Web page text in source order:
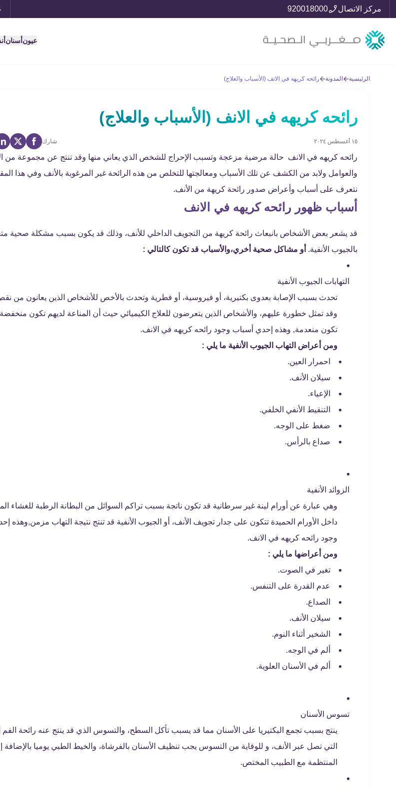
مركز الاتصال 920018000
عيون أسنان
الرئيسية المدونة رائحه كريهه في الانف (الأسباب والعلاج)
رائحه كريهه في الانف (الأسباب والعلاج)
١٥ أغسطس ٢٠٢٤ شارك
رائحه كريهه في الانف حالة مرضية مزعجة وتسبب الإحراج للشخص الذي يعاني منها وقد تنتج عن مجموعة من
والعوامل ولابد من الكشف عن تلك الأسباب ومعالجتها للتخلص من هذه الرائحة غير المرغوبة بالأنف وفي هذا
نتعرف على أسباب وأعراض صدور رائحة كريهة من الأنف.
أسباب ظهور رائحه كريهه في الانف
قد يشعر بعض الأشخاص بانبعاث رائحة كريهة من التجويف الداخلي للأنف، وذلك قد يكون بسبب مشكلة صحية
بالجيوب الأنفية. أو مشاكل صحية أخري،والأسباب قد تكون كالتالي :
التهابات الجيوب الأنفية
تحدث بسبب الإصابة بعدوى بكتيرية، أو فيروسية، أو فطرية وتحدث بالأخص للأشخاص الذين يعانون من
وقد تمثل خطورة عليهم، والأشخاص الذين يتعرضون للعلاج الكيميائي حيث أن المناعة لديهم تكون
تكون منعدمة, وهذه إحدي أسباب وجود رائحه كريهه في الانف.
ومن أعراض التهاب الجيوب الأنفية ما يلي :
احمرار العين.
سيلان الأنف.
الإعياء.
التنقيط الأنفي الخلفي.
ضغط على الوجه.
صداع بالرأس.
الزوائد الأنفية
وهي عبارة عن أورام لينة غير سرطانية قد تكون ناتجة بسبب تراكم السوائل من البطانة الرطبة للغشاء
داخل الأورام الحميدة تتكون على جدار تجويف الأنف، أو الجيوب الأنفية قد تنتج نتيجة التهاب مزمن,وهذه
وجود رائحه كريهه في الانف.
ومن أعراضها ما يلي :
تغير في الصوت.
عدم القدرة على التنفس.
الصداع.
سيلان الأنف.
الشخير أثناء النوم.
ألم في الوجه.
ألم في الأسنان العلوية.
تسوس الأسنان
ينتج بسبب تجمع البكتيريا على الأسنان مما قد يسبب تأكل السطح، والتسوس الذي قد ينتج عنه رائحة الفم
التي تصل عبر الأنف، و للوقاية من التسوس يجب تنظيف الأسنان بالفرشاة، والخيط الطبي يوميا بالإضافة
المنتظمة مع الطبيب المختص.